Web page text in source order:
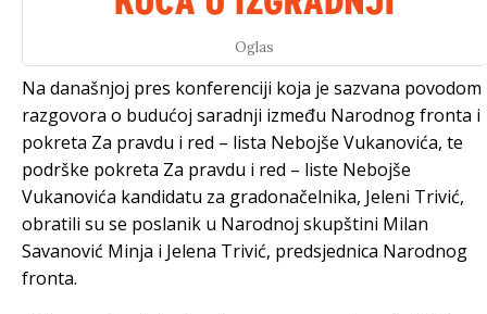
Oglas
Na današnjoj pres konferenciji koja je sazvana povodom
razgovora o budućoj saradnji između Narodnog fronta i
pokreta Za pravdu i red – lista Nebojše Vukanovića, te
podrške pokreta Za pravdu i red – liste Nebojše
Vukanovića kandidatu za gradonačelnika, Jeleni Trivić,
obratili su se poslanik u Narodnoj skupštini Milan
Savanović Minja i Jelena Trivić, predsjednica Narodnog
fronta.